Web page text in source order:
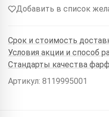
Добавить в список
Срок и стоимость
Условия акции и способ
Стандарты качества
Артикул: 8119995001